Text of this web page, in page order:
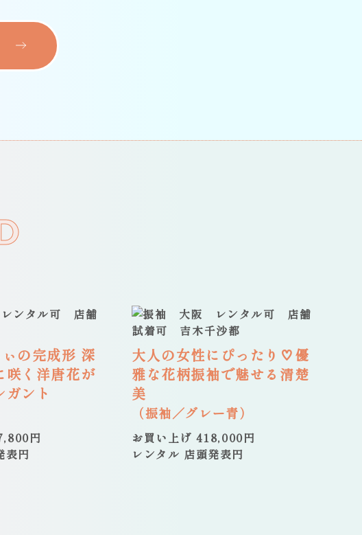
の完成形 深
咲く洋唐花が
ガント
円
表円
大人の女性にぴったり♡優
雅な花柄振袖で魅せる清楚
美
（振袖／グレー青）
お買い上げ 418,000円
レンタル 店頭発表円